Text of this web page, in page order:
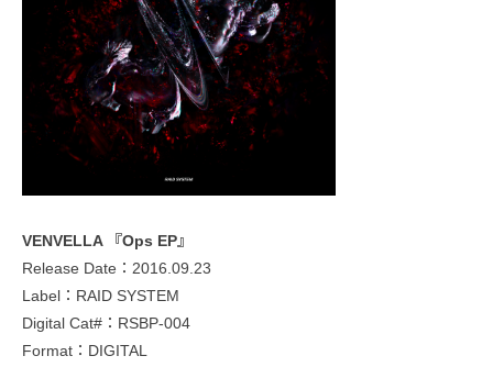
VENVELLA 『Ops EP』
Release Date：2016.09.23
Label：RAID SYSTEM
Digital Cat#：RSBP-004
Format：DIGITAL